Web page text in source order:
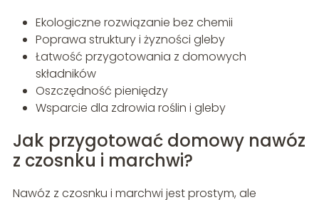
Ekologiczne rozwiązanie bez chemii
Poprawa struktury i żyzności gleby
Łatwość przygotowania z domowych
składników
Oszczędność pieniędzy
Wsparcie dla zdrowia roślin i gleby
Jak przygotować domowy nawóz
z czosnku i marchwi?
Nawóz z czosnku i marchwi jest prostym, ale